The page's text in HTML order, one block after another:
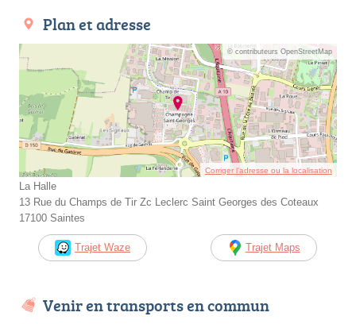
Plan et adresse
© contributeurs OpenStreetMap
Corriger l’adresse ou la localisation
La Halle
13 Rue du Champs de Tir Zc Leclerc Saint Georges des Coteaux
17100 Saintes
Trajet Waze Trajet Maps
Venir en transports en commun